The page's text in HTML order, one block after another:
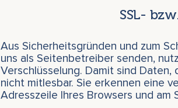
SSL-
Aus Sicherheitsgründen und zum
uns als Seitenbetreiber senden,
Verschlüsselung. Damit sind
nicht mitlesbar. Sie erkennen eine
Adresszeile Ihres Browsers und am